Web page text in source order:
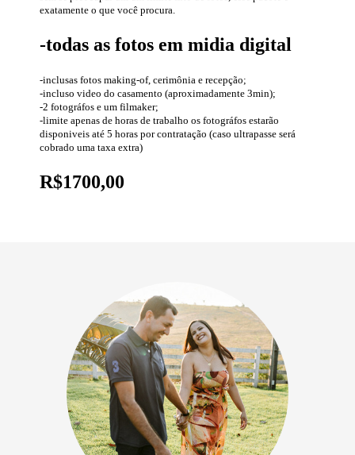
exatamente o que você procura.
-todas as fotos em midia digital
-inclusas fotos making-of, cerimônia e recepção;
-incluso video do casamento (aproximadamente 3min);
-2 fotográfos e um filmaker;
-limite apenas de horas de trabalho os fotográfos estarão
disponiveis até 5 horas por contratação (caso ultrapasse será
cobrado uma taxa extra)
R$1700,00